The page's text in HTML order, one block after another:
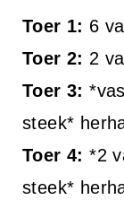
Toer 1: 6
Toer 2: 2
Toer 3:
steek*
Toer 4:*2
steek*